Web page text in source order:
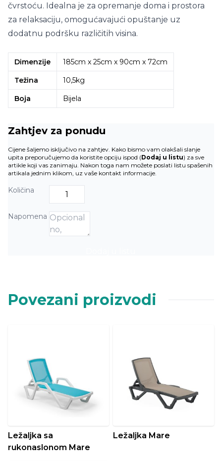
čvrstoću. Idealna je za opremanje doma i prostora
za relaksaciju, omogućavajući opuštanje uz
dodatnu podršku različitih visina.
Dimenzije 185cm x 25cm x 90cm x 72cm
Težina 10,5kg
Boja Bijela
Zahtjev za ponudu
Cijene šaljemo isključivo na zahtjev. Kako bismo vam olakšali slanje
upita preporučujemo da koristite opciju ispod (Dodaj u listu) za sve
artikle koji vas zanimaju. Nakon toga nam možete poslati listu spašenih
artikala jednim klikom, uz vaše kontakt informacije.
Količina
Napomena
Povezani proizvodi
Ležaljka sa
rukonaslonom Mare
Ležaljka Mare